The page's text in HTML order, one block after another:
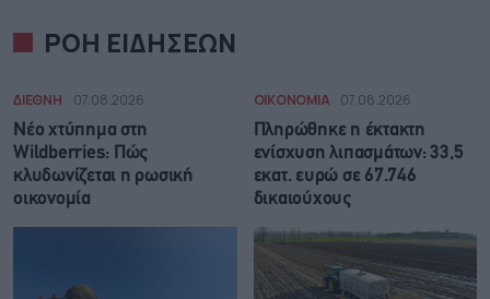
ΡΟΗ ΕΙΔΗΣΕΩΝ
ΔΙΕΘΝΗ 07.08.2026
Νέο χτύπημα στη
Wildberries: Πώς
κλυδωνίζεται η ρωσική
οικονομία
ΟΙΚΟΝΟΜΙΑ 07.08.2026
Πληρώθηκε η έκτακτη
ενίσχυση λιπασμάτων: 33,5
εκατ. ευρώ σε 67.746
δικαιούχους